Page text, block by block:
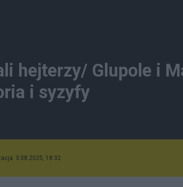
hejterzy/ Glupole i
i syzyfy
3.08.2025, 18:32